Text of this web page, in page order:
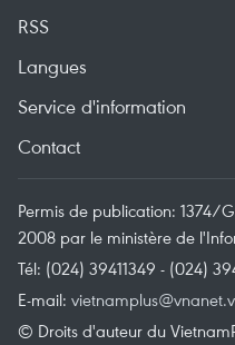
RSS
Langues
Service d'information
Contact
Permis de publication: 1374/
2008 par le ministère de
Tél: (024) 39411349 - (024)
E-mail:
© Droits d'auteur du